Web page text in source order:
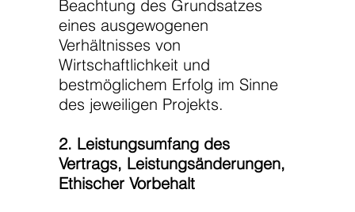
Beachtung des Grundsatzes
eines ausgewogenen
Verhältnisses von
Wirtschaftlichkeit und
bestmöglichem Erfolg im Sinne
des jeweiligen Projekts.
2. Leistungsumfang des
Vertrags, Leistungsänderungen,
Ethischer Vorbehalt